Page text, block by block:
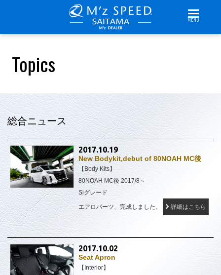
MENU
Topics
総合ニュース
2017.10.19
New Bodykit,debut of 80NOAH MC後
【Body Kits】
80NOAH MC後 2017/8～
Siグレード
エアロパーツ、完成しました。 詳細はこちら
2017.10.02
Seat Apron
【Interior】